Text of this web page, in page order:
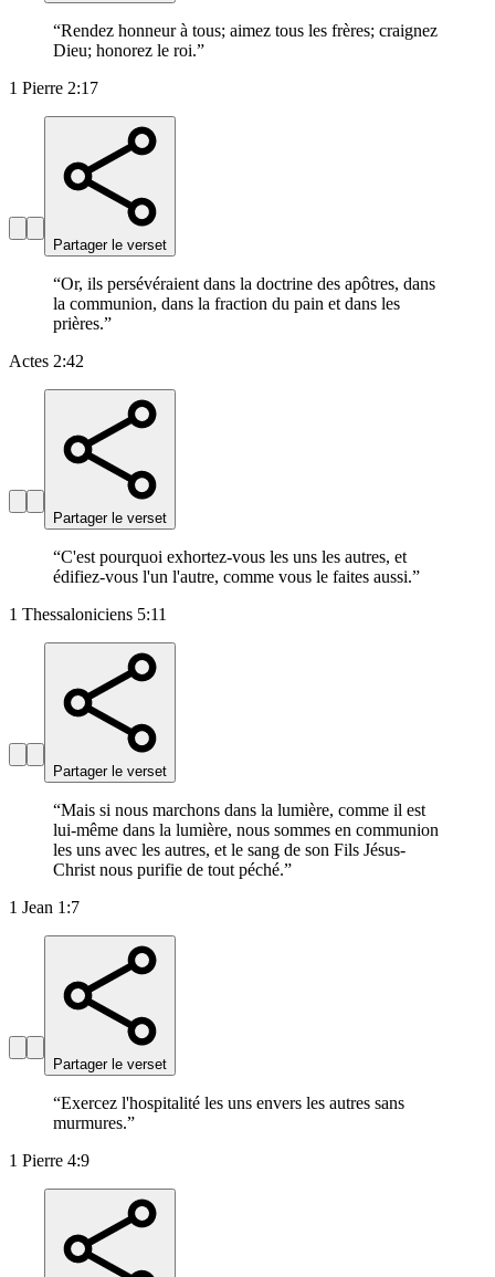
“Rendez honneur à tous; aimez tous les frères; craignez
Dieu; honorez le roi.”
1 Pierre 2:17
Partager le verset
“Or, ils persévéraient dans la doctrine des apôtres, dans
la communion, dans la fraction du pain et dans les
prières.”
Actes 2:42
Partager le verset
“C'est pourquoi exhortez-vous les uns les autres, et
édifiez-vous l'un l'autre, comme vous le faites aussi.”
1 Thessaloniciens 5:11
Partager le verset
“Mais si nous marchons dans la lumière, comme il est
lui-même dans la lumière, nous sommes en communion
les uns avec les autres, et le sang de son Fils Jésus-
Christ nous purifie de tout péché.”
1 Jean 1:7
Partager le verset
“Exercez l'hospitalité les uns envers les autres sans
murmures.”
1 Pierre 4:9